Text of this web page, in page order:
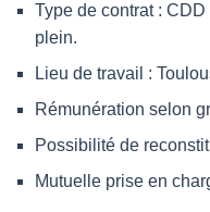
Type de contrat :
plein.
Lieu de travail :
Rémunération selon
Possibilité de
Mutuelle prise en